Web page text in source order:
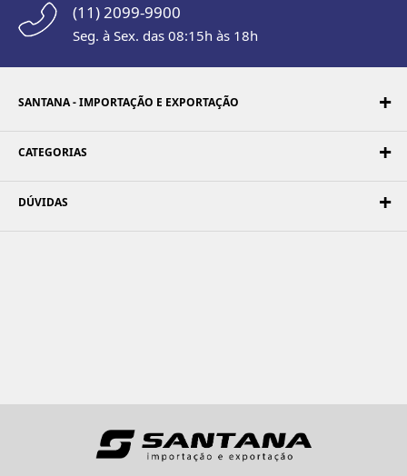
(11) 2099-9900
Seg. à Sex. das 08:15h às 18h
SANTANA - IMPORTAÇÃO E EXPORTAÇÃO
CATEGORIAS
DÚVIDAS